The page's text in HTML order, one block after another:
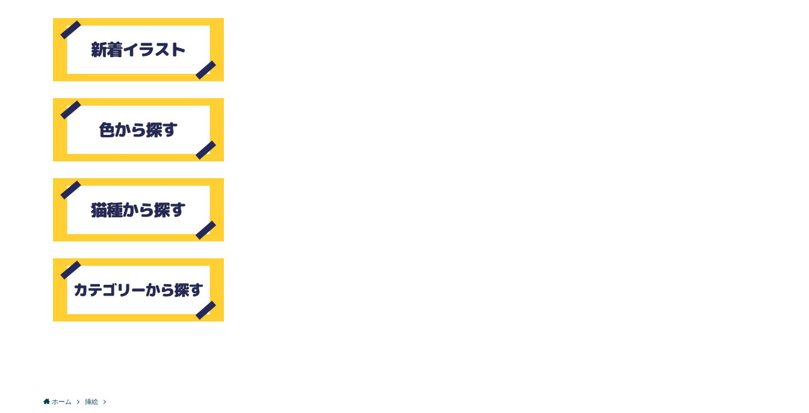
ホーム 挿絵